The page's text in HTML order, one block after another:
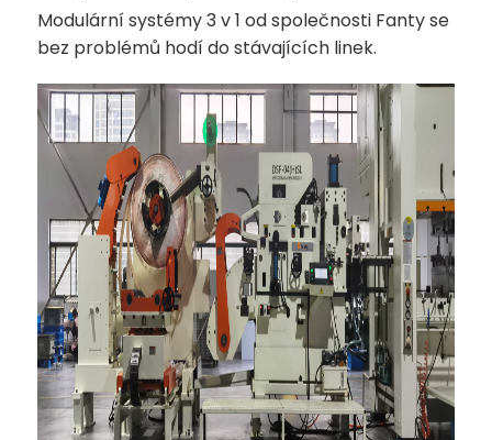
Modulární systémy 3 v 1 od společnosti Fanty se
bez problémů hodí do stávajících linek.